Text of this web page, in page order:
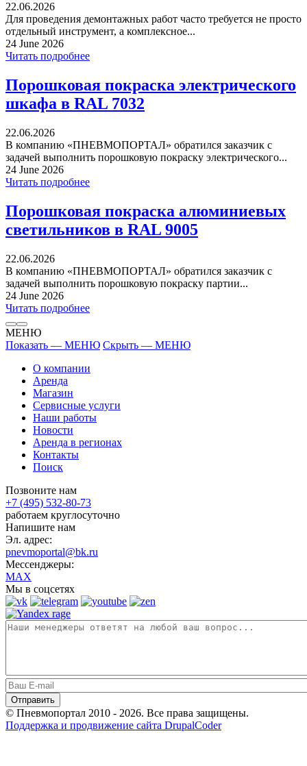
22.06.2026
Для проведения демонтажных работ часто требуется не просто
отдельный инструмент, а комплексное...
24 June 2026
Читать подробнее
Порошковая покраска электрического
шкафа в RAL 7032
22.06.2026
В компанию «ПНЕВМОПОРТАЛ» обратился заказчик с
задачей выполнить порошковую покраску электрического...
24 June 2026
Читать подробнее
Порошковая покраска алюминиевых
светильников в RAL 9005
22.06.2026
В компанию «ПНЕВМОПОРТАЛ» обратился заказчик с
задачей выполнить порошковую покраску партии...
24 June 2026
Читать подробнее
МЕНЮ
Показать — МЕНЮ Скрыть — МЕНЮ
О компании
Аренда
Магазин
Сервисные услуги
Наши работы
Новости
Аренда в регионах
Контакты
Поиск
Позвоните нам
+7 (495) 532-80-73
работаем круглосуточно
Напишите нам
Эл. адрес:
pnevmoportal@bk.ru
Мессенджеры:
MAX
Мы в соцсетях
© Пневмопортал 2010 - 2026. Все права защищены.
Поддержка и продвижение сайта DrupalCoder